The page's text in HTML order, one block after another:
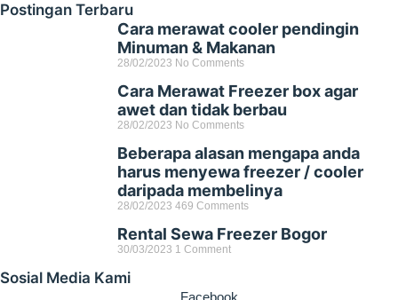
Postingan Terbaru
Cara merawat cooler pendingin
Minuman & Makanan
28/02/2023 No Comments
Cara Merawat Freezer box agar
awet dan tidak berbau
28/02/2023 No Comments
Beberapa alasan mengapa anda
harus menyewa freezer / cooler
daripada membelinya
28/02/2023 469 Comments
Rental Sewa Freezer Bogor
30/03/2023 1 Comment
Sosial Media Kami